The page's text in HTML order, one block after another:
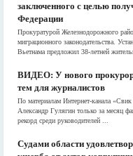
заключенного с целью
Федерации
Прокуратурой Железнодорожного
миграционного законодательства.
Вьетнама предложил 38-летней
ВИДЕО: У нового
тем для журналистов
По материалам Интернет-канала
Александр Гулягин только за месяц
рекорд среди руководителей ...
Судами области